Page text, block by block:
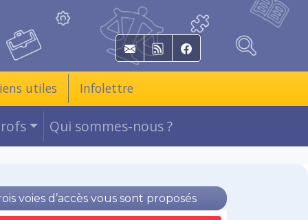
E-mail RSS Facebook
utiles Infolettre
Qui sommes-nous ?
voies d’accès vous sont proposés